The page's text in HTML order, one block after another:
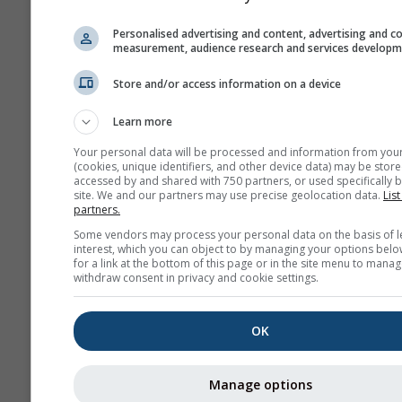
NAM-3
North America 3.0 km
FV3-5
Alaska
5.0 km
ARPEGE-25
Global25.0 km
96 sa (3-
hourly)
ARPEGE-11
96 sa
Personalised advertising and content, advertising and
measurement, audience research and services
Store and/or access information on a device
Learn more
Your personal data will be processed and information from
(cookies, unique identifiers, and other device data) may be
accessed by and shared with 750 partners, or used specifically
site. We and our partners may use precise geolocation data.
partners.
Some vendors may process your personal data on the basis of
interest, which you can object to by managing your options
for a link at the bottom of this page or in the site menu to
withdraw consent in privacy and cookie settings.
OK
Manage options